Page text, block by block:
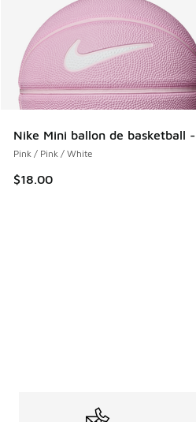
Nike Mini ballon de basketball -
Pink / Pink / White
$18.00